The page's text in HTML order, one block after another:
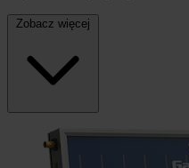
Podkategorie